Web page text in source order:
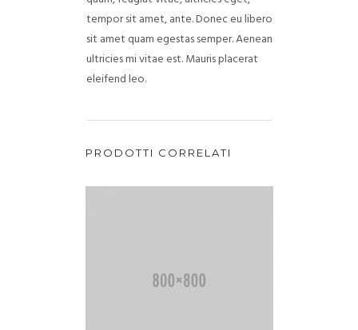
tempor sit amet, ante. Donec eu libero
sit amet quam egestas semper. Aenean
ultricies mi vitae est. Mauris placerat
eleifend leo.
PRODOTTI CORRELATI